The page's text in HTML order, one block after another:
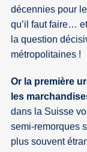
décennies pour
qu’il faut faire…
la question
métropolitaines !
Or la première
les
dans la Suisse
semi-remorques
plus souvent